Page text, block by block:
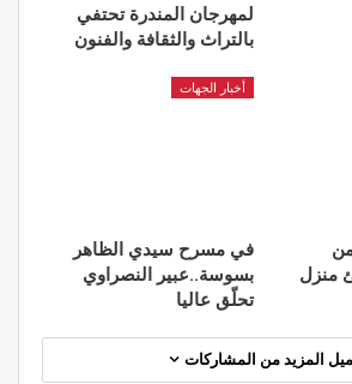
لمهرجان المندرة تحتفي
بالتراث والثقافة والفنون
منزل
أخبار الجهات
في مسرح سيدي الظاهر
بسوسة..عبير النصراوي
تحلّق عاليا
المزيد من المشاركات